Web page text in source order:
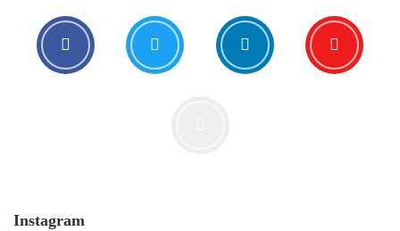
Instagram